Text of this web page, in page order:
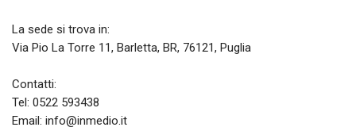
La sede si trova in:
Via Pio La Torre 11, Barletta, BR, 76121, Puglia
Contatti:
Tel: 0522 593438
Email: info@inmedio.it